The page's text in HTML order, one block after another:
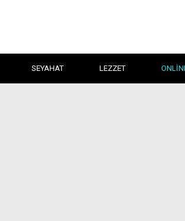
SEYAHAT LEZZET